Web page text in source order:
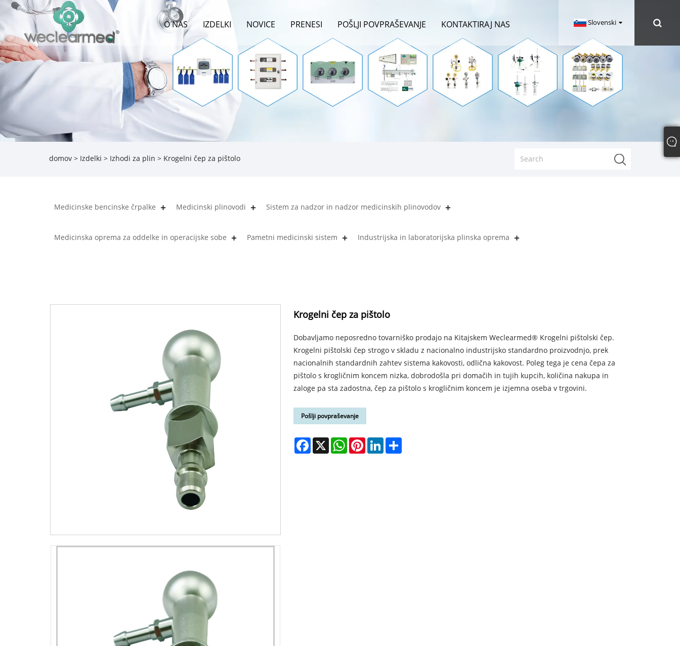
O NAS IZDELKI NOVICE PRENESI POŠLJI POVPRAŠEVANJE KONTAKTIRAJ NAS Slovenski
domov > Izdelki > Izhodi za plin > Krogelni čep za pištolo
Medicinske bencinske črpalke Medicinski plinovodi Sistem za nadzor in nadzor medicinskih plinovodov
Medicinska oprema za oddelke in operacijske sobe Pametni medicinski sistem Industrijska in laboratorijska plinska oprema
Krogelni čep za pištolo
Dobavljamo neposredno tovarniško prodajo na Kitajskem Weclearmed® Krogelni pištolski čep.
Krogelni pištolski čep strogo v skladu z nacionalno industrijsko standardno proizvodnjo, prek
nacionalnih standardnih zahtev sistema kakovosti, odlična kakovost. Poleg tega je cena čepa za
pištolo s krogličnim koncem nizka, dobrodošla pri domačih in tujih kupcih, količina nakupa in
zaloge pa sta zadostna, čep za pištolo s krogličnim koncem je izjemna oseba v trgovini.
Pošlji povpraševanje
Facebook
X WhatsAppPinterestLinkedIn